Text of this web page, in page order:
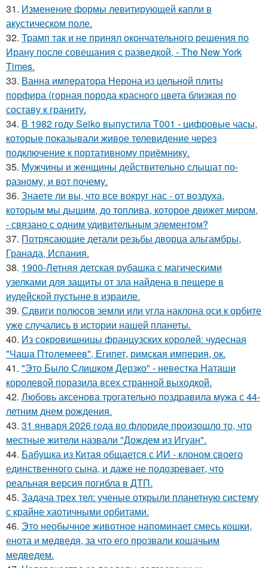
31. Изменение формы левитирующей капли в
акустическом поле.
32. Трамп так и не принял окончательного решения по
Ирану после совещания с разведкой, - The New York
Times.
33. Ванна императора Нерона из цельной плиты
порфира (горная порода красного цвета близкая по
составу к граниту.
34. В 1982 году Seiko выпустила T001 - цифровые часы,
которые показывали живое телевидение через
подключение к портативному приёмнику.
35. Мужчины и женщины действительно слышат по-
разному, и вот почему.
36. Знаете ли вы, что все вокруг нас - от воздуха,
которым мы дышим, до топлива, которое движет миром,
- связано с одним удивительным элементом?
37. Потрясающие детали резьбы дворца альгамбры,
Гранада, Испания.
38. 1900-Летняя детская рубашка с магическими
узелками для защиты от зла найдена в пещере в
иудейской пустыне в израиле.
39. Сдвиги полюсов земли или угла наклона оси к орбите
уже случались в истории нашей планеты.
40. Из сокровищницы французских королей: чудесная
"Чаша Птолемеев", Египет, римская империя, ок.
41. "Это Было Слишком Дерзко" - невестка Наташи
королевой поразила всех странной выходкой.
42. Любовь аксенова трогательно поздравила мужа с 44-
летним днем рождения.
43. 31 января 2026 года во флориде произошло то, что
местные жители назвали "Дождем из Игуан".
44. Бабушка из Китая общается с ИИ - клоном своего
единственного сына, и даже не подозревает, что
реальная версия погибла в ДТП.
45. Задача трех тел: ученые открыли планетную систему
с крайне хаотичными орбитами.
46. Это необычное животное напоминает смесь кошки,
енота и медведя, за что его прозвали кошачьим
медведем.